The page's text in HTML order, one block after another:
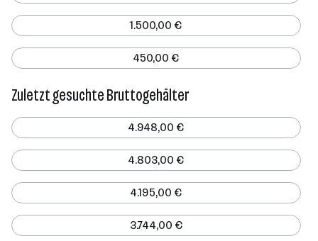
1.500,00 €
450,00 €
Zuletzt gesuchte Bruttogehälter
4.948,00 €
4.803,00 €
4.195,00 €
3.744,00 €